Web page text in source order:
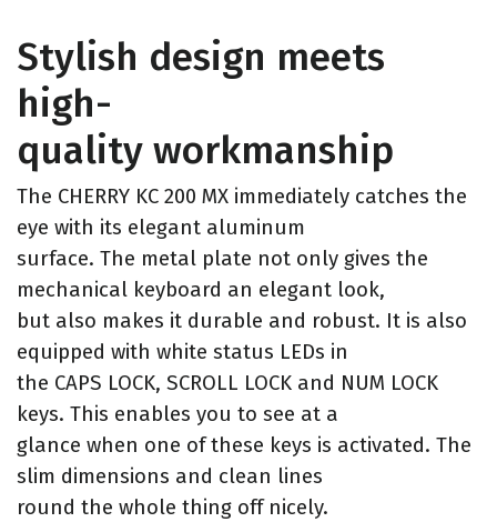
Stylish design meets
high-
quality workmanship
The CHERRY KC 200 MX immediately catches the
eye with its elegant aluminum
surface. The metal plate not only gives the
mechanical keyboard an elegant look,
but also makes it durable and robust. It is also
equipped with white status LEDs in
the CAPS LOCK, SCROLL LOCK and NUM LOCK
keys. This enables you to see at a
glance when one of these keys is activated. The
slim dimensions and clean lines
round the whole thing off nicely.